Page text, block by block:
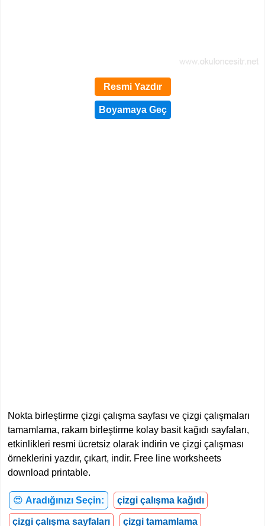
Resmi Yazdır
Nokta birleştirme çizgi çalışma sayfası ve çizgi çalışmaları
tamamlama, rakam birleştirme kolay basit kağıdı sayfaları,
etkinlikleri resmi ücretsiz olarak indirin ve çizgi çalışması
örneklerini yazdır, çıkart, indir. Free line worksheets
download printable.
😍 Aradığınızı Seçin: çizgi çalışma kağıdı
çizgi çalışma sayfaları çizgi tamamlama